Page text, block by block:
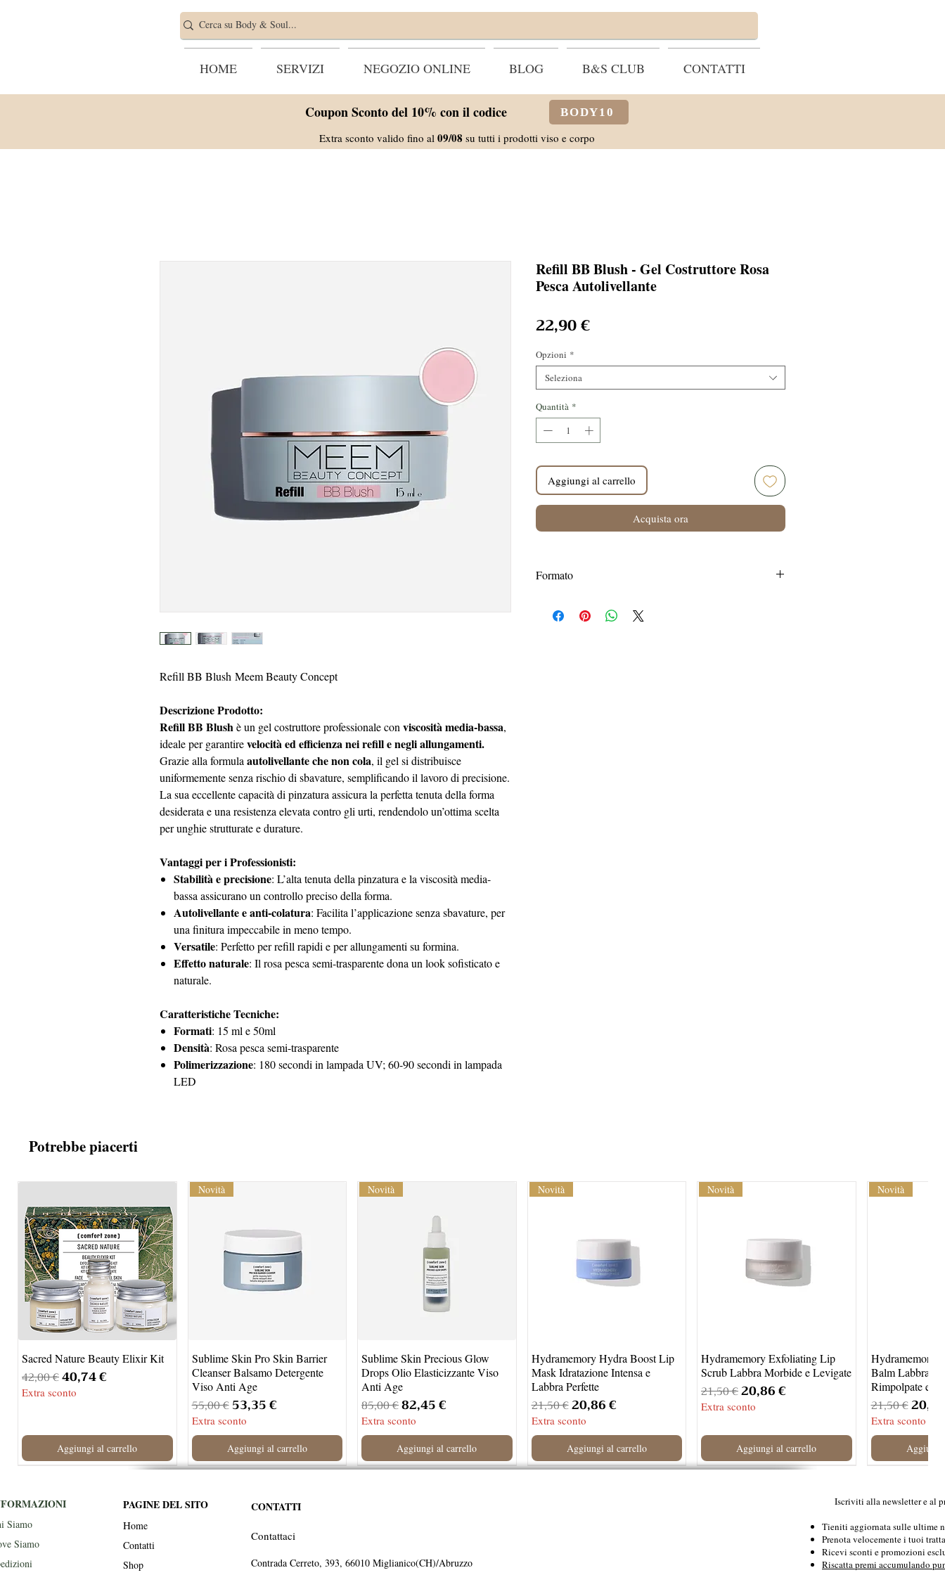
HOME SERVIZI NEGOZIO ONLINE BLOG B&S CLUB CONTATTI
Coupon Sconto del 10% con il codice BODY10
Extra sconto valido fino al 09/08 su tutti i prodotti viso e corpo
Refill BB Blush Meem Beauty Concept
Descrizione Prodotto:
Refill BB Blushè un gel costruttore professionale conviscosità media-bassa,
ideale per garantirevelocità ed efficienza nei refill e negli allungamenti.
Grazie alla formulaautolivellante che non cola, il gel si distribuisce
uniformemente senza rischio di sbavature, semplificando il lavoro di precisione.
La sua eccellente capacità di pinzatura assicura la perfetta tenuta della forma
desiderata e una resistenza elevata contro gli urti, rendendolo un’ottima scelta
per unghie strutturate e durature.
Vantaggi per i Professionisti:
Stabilità e precisione: L’alta tenuta della pinzatura e la viscosità media-
bassa assicurano un controllo preciso della forma.
Autolivellante e anti-colatura: Facilita l’applicazione senza sbavature, per
una finitura impeccabile in meno tempo.
Versatile: Perfetto per refill rapidi e per allungamenti su formina.
Effetto naturale: Il rosa pesca semi-trasparente dona un look sofisticato e
naturale.
Caratteristiche Tecniche:
Formati: 15 ml e 50ml
Densità: Rosa pesca semi-trasparente
Polimerizzazione: 180 secondi in lampada UV; 60-90 secondi in lampada
LED
Refill BB Blush - Gel Costruttore Rosa
Pesca Autolivellante
22,90 €Prezzo
Opzioni *
Seleziona
Quantità *
Aggiungi al carrello
Acquista ora
Formato
15ml
Potrebbe piacerti
Sacred Nature Beauty Elixir Kit
Prezzo regolare
42,00 €Prezzo scontato
40,74 €
Extra sconto
Aggiungi al carrello
Novità
Sublime Skin Pro Skin Barrier
Cleanser Balsamo Detergente
Viso Anti Age
Prezzo regolare
55,00 € Prezzo scontato
53,35 €
Extra sconto
Aggiungi al carrello
Novità
Sublime Skin Precious Glow
Drops Olio Elasticizzante Viso
Anti Age
Prezzo regolare
85,00 €Prezzo scontato
82,45 €
Extra sconto
Aggiungi al carrello
Novità
Hydramemory Hydra Boost Lip
Mask Idratazione Intensa e
Labbra Perfette
Prezzo regolare
21,50 €Prezzo scontato
20,86 €
Extra sconto
Aggiungi al carrello
Novità
Hydramemory Exfoliating Lip
Scrub Labbra Morbide e Levigate
Prezzo regolare
21,50 €Prezzo scontato
20,86 €
Extra sconto
Aggiungi al carrello
Novità
Hydramemory
Balm Labbra
Rimpolpate e
Prezzo
21,50 €
Extra sconto
Novità
Novità
Novità Idea Regalo
Siamo
Siamo
PAGINE DEL SITO
Home
Contatti
Shop
CONTATTI
Contattaci
Contrada Cerreto, 393, 66010 Miglianico(CH)/Abruzzo
Iscriviti alla newsletter e al
Tieniti aggiornata sulle ultime
Prenota velocemente i tuoi
Ricevi sconti e promozioni
Riscatta premi accumulando